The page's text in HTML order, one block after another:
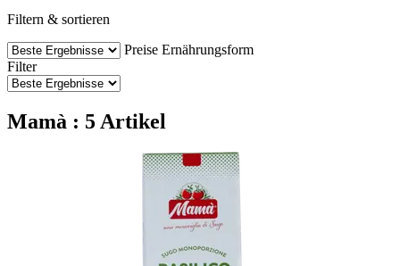
Filtern & sortieren
Preise Ernährungsform
Filter
Mamà : 5 Artikel